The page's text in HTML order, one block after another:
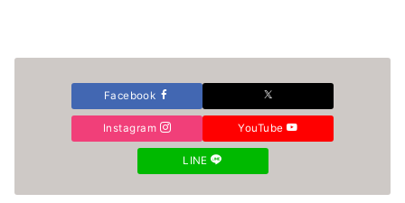
Facebook
Instagram YouTube
LINE